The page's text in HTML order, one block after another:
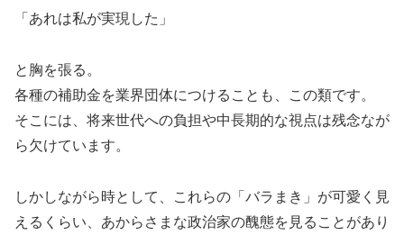
「あれは私が実現した」
と胸を張る。
各種の補助金を業界団体につけることも、この類です。
そこには、将来世代への負担や中長期的な視点は残念なが
ら欠けています。
しかしながら時として、これらの「バラまき」が可愛く見
えるくらい、あからさまな政治家の醜態を見ることがあり